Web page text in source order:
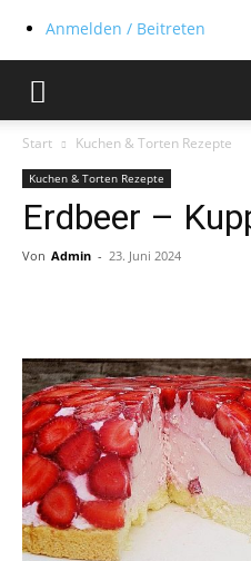
Anmelden / Beitreten
Start Kuchen & Torten Rezepte
Kuchen & Torten Rezepte
Erdbeer –
Von Admin - 23. Juni 2024